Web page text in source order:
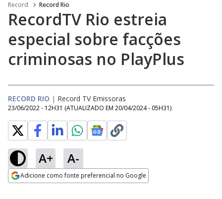
Record Record Rio
RecordTV Rio estreia
especial sobre facções
criminosas no PlayPlus
RECORD RIO | Record TV Emissoras
23/06/2022 - 12H31 (ATUALIZADO EM 20/04/2024 - 05H31)
A+ A-
Adicione como fonte preferencial no Google